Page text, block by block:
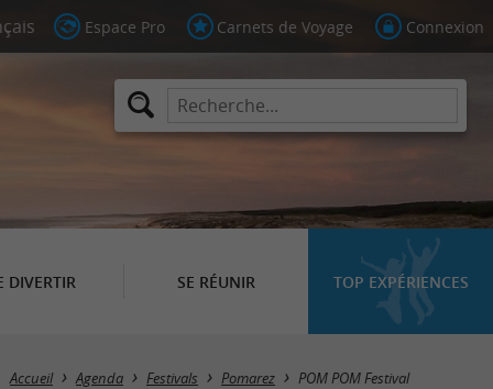
Espace Pro Carnets de Voyage Connexion
DIVERTIR SE RÉUNIR TOP EXPÉRIENCES
Accueil Agenda Festivals Pomarez POM POM Festival